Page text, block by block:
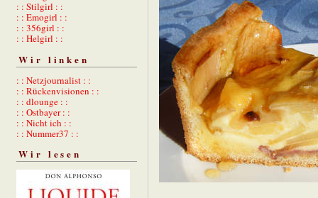
: : Stilgirl : :
: : Emogirl : :
: : 356girl : :
: : Helgirl : :
Wir linken
: : Netzjournalist : :
: : Rückenvisionen : :
: : dlounge : :
: : Ostbayer : :
: : Nicht ich : :
: : Nummer37 : :
Wir lesen